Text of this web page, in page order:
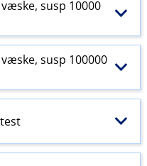
susp 10000
susp 100000